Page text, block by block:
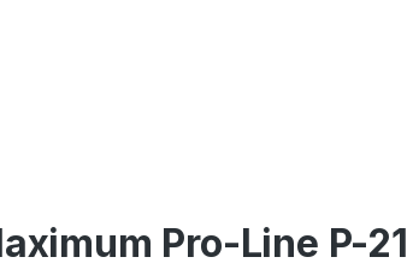
Pro-Line P-